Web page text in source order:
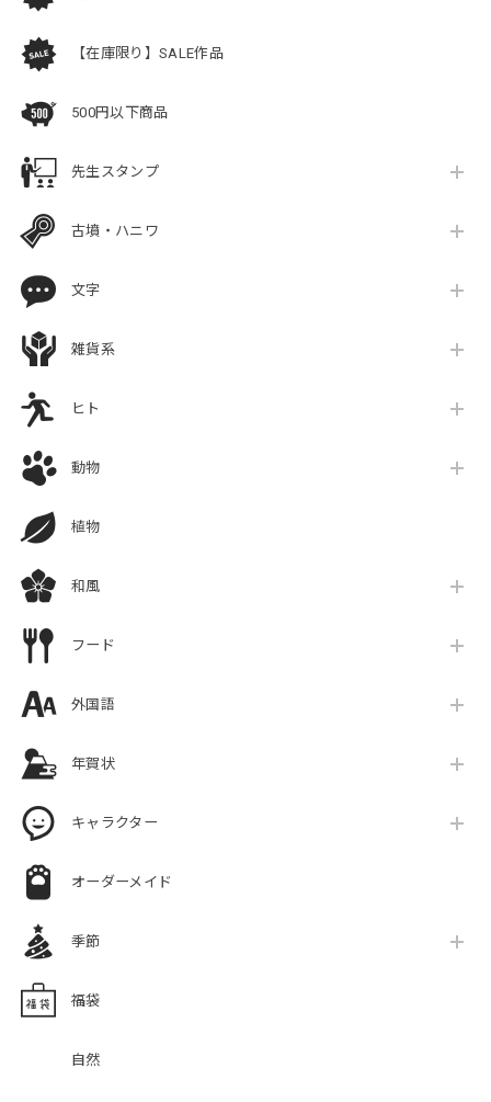
【在庫限り】SALE作品
500円以下商品
先生スタンプ
古墳・ハニワ
文字
雑貨系
ヒト
動物
植物
和風
フード
外国語
年賀状
キャラクター
オーダーメイド
季節
福袋
自然